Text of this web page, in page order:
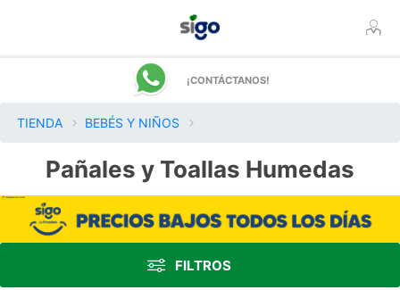
¡CONTÁCTANOS!
TIENDA BEBÉS Y NIÑOS
Pañales y Toallas Humedas
FILTROS